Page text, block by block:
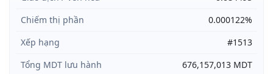
Chiếm thị phần
0.000122%
Xếp hạng
#1513
Tổng MDT lưu hành
676,157,013 MDT